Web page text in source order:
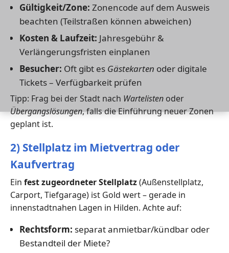
Gültigkeit/Zone: Zonencode auf dem Ausweis
beachten (Teilstraßen können abweichen)
Kosten & Laufzeit: Jahresgebühr &
Verlängerungsfristen einplanen
Besucher: Oft gibt es Gästekarten oder digitale
Tickets – Verfügbarkeit prüfen
Tipp: Frag bei der Stadt nach Wartelisten oder
Übergangslösungen, falls die Einführung neuer Zonen
geplant ist.
2) Stellplatz im Mietvertrag oder
Kaufvertrag
Ein fest zugeordneter Stellplatz(Außenstellplatz,
Carport, Tiefgarage) ist Gold wert – gerade in
innenstadtnahen Lagen in Hilden. Achte auf:
Rechtsform: separat anmietbar/kündbar oder
Bestandteil der Miete?